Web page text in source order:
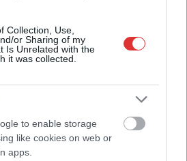
Collection, Use,
or Sharing of my
Is Unrelated with the
it was collected.
to enable storage
like cookies on web or
apps.